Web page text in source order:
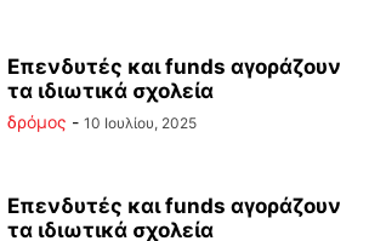
Επενδυτές και funds αγοράζουν
τα ιδιωτικά σχολεία
δρόμος - 10 Ιουλίου, 2025
Επενδυτές και funds αγοράζουν
τα ιδιωτικά σχολεία